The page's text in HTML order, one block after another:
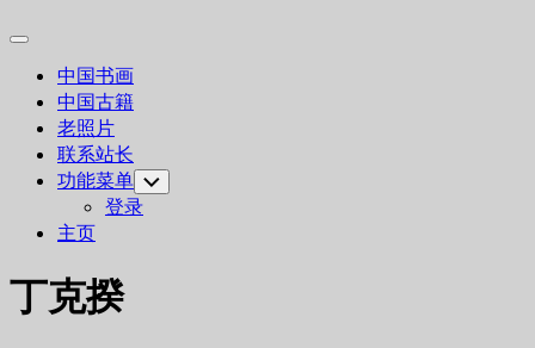
Expand
中国书画
中国古籍
老照片
联系站长
功能菜单 Toggle
Child
Menu
登录
主页
丁克揆